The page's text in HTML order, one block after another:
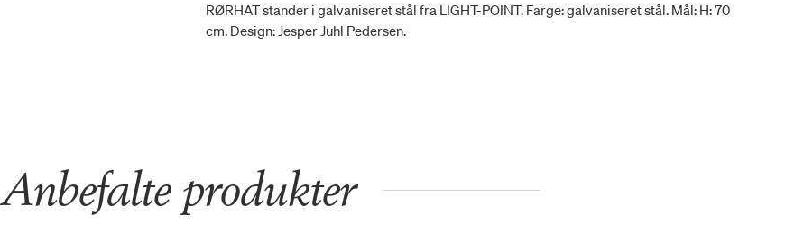
RØRHAT stander i galvaniseret stål fra LIGHT-POINT. Farge: galvaniseret stål. Mål: H: 70
cm. Design: Jesper Juhl Pedersen.
Anbefalte produkter